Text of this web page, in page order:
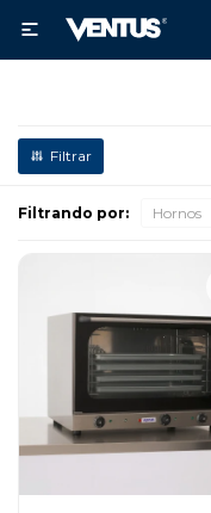

Filtrando por: Hornos